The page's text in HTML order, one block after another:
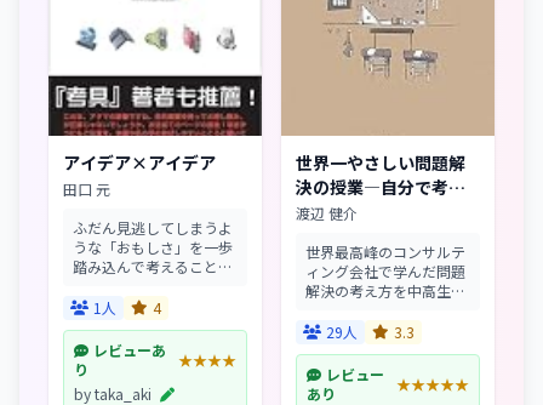
アイデア×アイデア
田口 元
ふだん見逃してしまうよ
うな「おもしさ」を一歩
踏み込んで考えること。
一番のコツ。
1人 4
レビューあ
り
★★★★
by taka_aki
世界一やさしい問題解
決の授業―自分で考
え、行動する力が身に
渡辺 健介
世界最高峰のコンサルテ
ィング会社で学んだ問題
解決の考え方を中高生に
校では教えてくれない考
29人 3.3
レビュー
あり
★★★★★